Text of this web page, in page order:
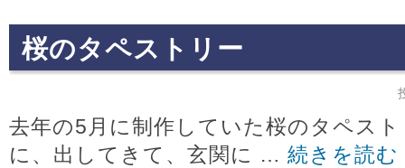
桜のタペストリー
去年の5月に制作していた桜のタペス
に、出してきて、玄関に … 続きを読む